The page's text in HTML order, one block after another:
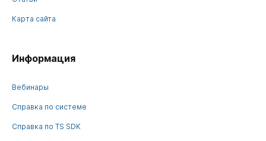
Карта сайта
Информация
Вебинары
Справка по системе
Справка по TS SDK